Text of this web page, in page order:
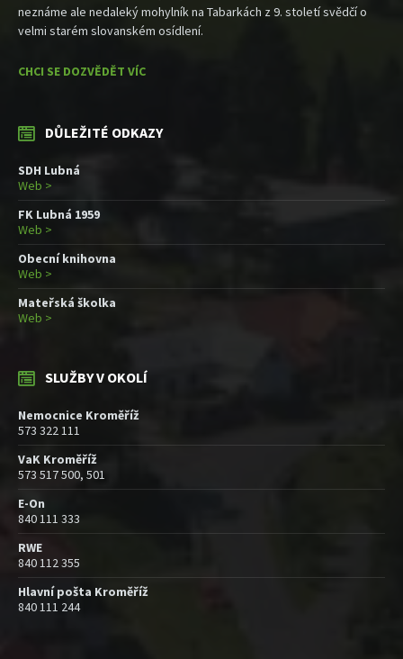
neznáme ale nedaleký mohylník na Tabarkách z 9. století svědčí o
velmi starém slovanském osídlení.
CHCI SE DOZVĚDĚT VÍC
DŮLEŽITÉ ODKAZY
SDH Lubná
Web >
FK Lubná 1959
Web >
Obecní knihovna
Web >
Mateřská školka
Web >
SLUŽBY V OKOLÍ
Nemocnice Kroměříž
573 322 111
VaK Kroměříž
573 517 500, 501
E-On
840 111 333
RWE
840 112 355
Hlavní pošta Kroměříž
840 111 244